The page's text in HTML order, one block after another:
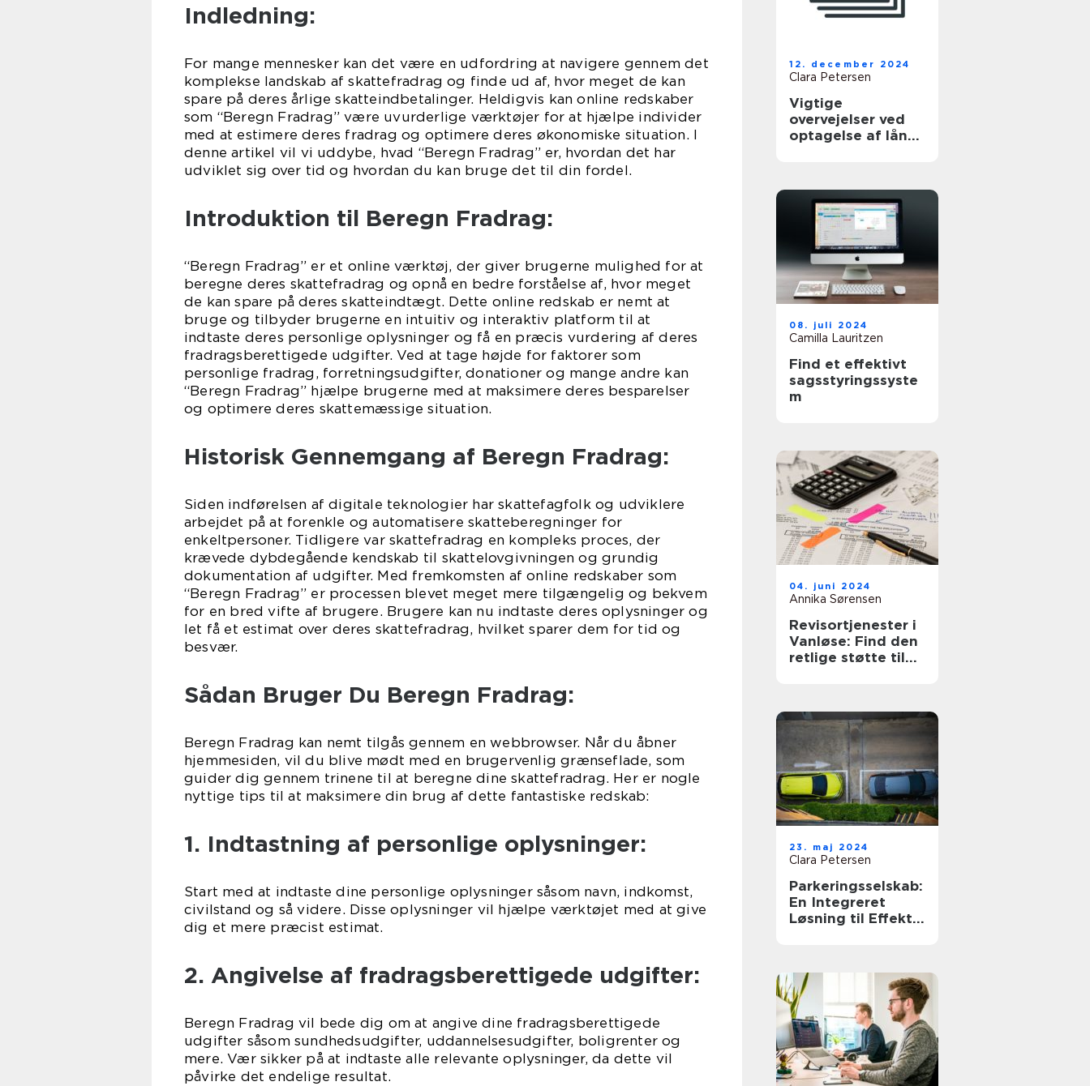
Indledning:
For mange mennesker kan det være en udfordring at navigere gennem det
komplekse landskab af skattefradrag og finde ud af, hvor meget de kan
spare på deres årlige skatteindbetalinger. Heldigvis kan online redskaber
som “Beregn Fradrag” være uvurderlige værktøjer for at hjælpe individer
med at estimere deres fradrag og optimere deres økonomiske situation. I
denne artikel vil vi uddybe, hvad “Beregn Fradrag” er, hvordan det har
udviklet sig over tid og hvordan du kan bruge det til din fordel.
Introduktion til Beregn Fradrag:
“Beregn Fradrag” er et online værktøj, der giver brugerne mulighed for at
beregne deres skattefradrag og opnå en bedre forståelse af, hvor meget
de kan spare på deres skatteindtægt. Dette online redskab er nemt at
bruge og tilbyder brugerne en intuitiv og interaktiv platform til at
indtaste deres personlige oplysninger og få en præcis vurdering af deres
fradragsberettigede udgifter. Ved at tage højde for faktorer som
personlige fradrag, forretningsudgifter, donationer og mange andre kan
“Beregn Fradrag” hjælpe brugerne med at maksimere deres besparelser
og optimere deres skattemæssige situation.
Historisk Gennemgang af Beregn Fradrag:
Siden indførelsen af digitale teknologier har skattefagfolk og udviklere
arbejdet på at forenkle og automatisere skatteberegninger for
enkeltpersoner. Tidligere var skattefradrag en kompleks proces, der
krævede dybdegående kendskab til skattelovgivningen og grundig
dokumentation af udgifter. Med fremkomsten af online redskaber som
“Beregn Fradrag” er processen blevet meget mere tilgængelig og bekvem
for en bred vifte af brugere. Brugere kan nu indtaste deres oplysninger og
let få et estimat over deres skattefradrag, hvilket sparer dem for tid og
besvær.
Sådan Bruger Du Beregn Fradrag:
Beregn Fradrag kan nemt tilgås gennem en webbrowser. Når du åbner
hjemmesiden, vil du blive mødt med en brugervenlig grænseflade, som
guider dig gennem trinene til at beregne dine skattefradrag. Her er nogle
nyttige tips til at maksimere din brug af dette fantastiske redskab:
1. Indtastning af personlige oplysninger:
Start med at indtaste dine personlige oplysninger såsom navn, indkomst,
civilstand og så videre. Disse oplysninger vil hjælpe værktøjet med at give
dig et mere præcist estimat.
2. Angivelse af fradragsberettigede udgifter:
Beregn Fradrag vil bede dig om at angive dine fradragsberettigede
udgifter såsom sundhedsudgifter, uddannelsesudgifter, boligrenter og
mere. Vær sikker på at indtaste alle relevante oplysninger, da dette vil
påvirke det endelige resultat.
12. december 2024
Clara Petersen
Vigtige
overvejelser ved
optagelse af lån
08. juli 2024
Camilla Lauritzen
Find et effektivt
sagsstyringssyste
m
04. juni 2024
Annika Sørensen
Revisortjenester i
Vanløse: Find den
retlige støtte til
23. maj 2024
Clara Petersen
Parkeringsselskab:
En Integreret
Løsning til Effektiv